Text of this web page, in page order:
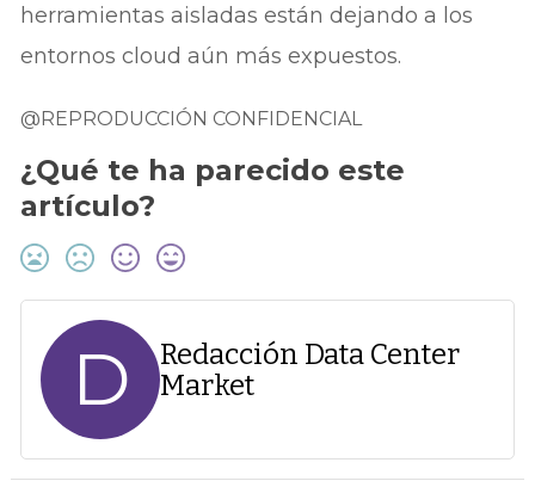
herramientas aisladas están dejando a los
entornos cloud aún más expuestos.
@REPRODUCCIÓN CONFIDENCIAL
¿Qué te ha parecido este
artículo?
D
Redacción Data Center
Market